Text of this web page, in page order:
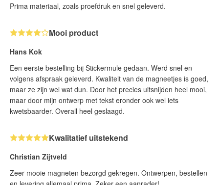
Prima materiaal, zoals proefdruk en snel geleverd.
Mooi product
Hans Kok
Een eerste bestelling bij Stickermule gedaan. Werd snel en
volgens afspraak geleverd. Kwaliteit van de magneetjes is goed,
maar ze zijn wel wat dun. Door het precies uitsnijden heel mooi,
maar door mijn ontwerp met tekst eronder ook wel iets
kwetsbaarder. Overall heel geslaagd.
Kwalitatief uitstekend
Christian Zijtveld
Zeer mooie magneten bezorgd gekregen. Ontwerpen, bestellen